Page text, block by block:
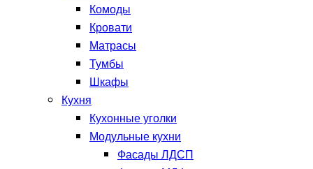
Комоды
Кровати
Матрасы
Тумбы
Шкафы
Кухня
Кухонные уголки
Модульные кухни
Фасады ЛДСП